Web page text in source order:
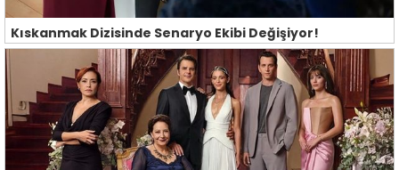
Kıskanmak Dizisinde Senaryo Ekibi Değişiyor!